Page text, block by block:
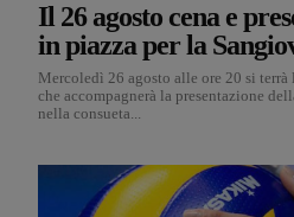
Il 26 agosto cena e
in piazza per la
Mercoledì 26 agosto alle ore 20 si terrà
che accompagnerà la presentazione
nella consueta...